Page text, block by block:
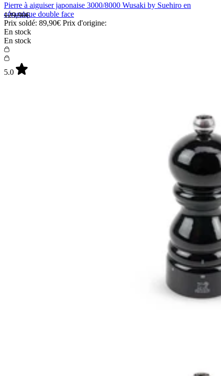
Pierre à aiguiser japonaise 3000/8000 Wusaki by Suehiro en
céramique double face
Prix soldé: 89,90€ Prix d'origine:
129,90€
En stock
En stock
5.0